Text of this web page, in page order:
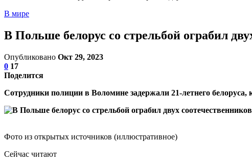
В мире
В Польше белорус со стрельбой ограбил
Опубликовано Окт 29, 2023
0 17
Поделится
Сотрудники полиции в Воломине задержали 21-летнего белоруса,
Фото из открытых источников (иллюстративное)
Сейчас читают